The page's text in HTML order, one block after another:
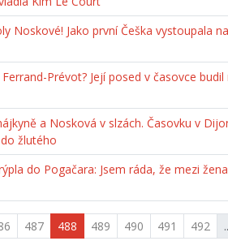
Noskové! Jako první Češka vystoupala
Prévot? Její posed v časovce
a Nosková v slzách. Časovku v
žlutého
do Pogačara: Jsem ráda, že mezi
487 488 489 490 491 492